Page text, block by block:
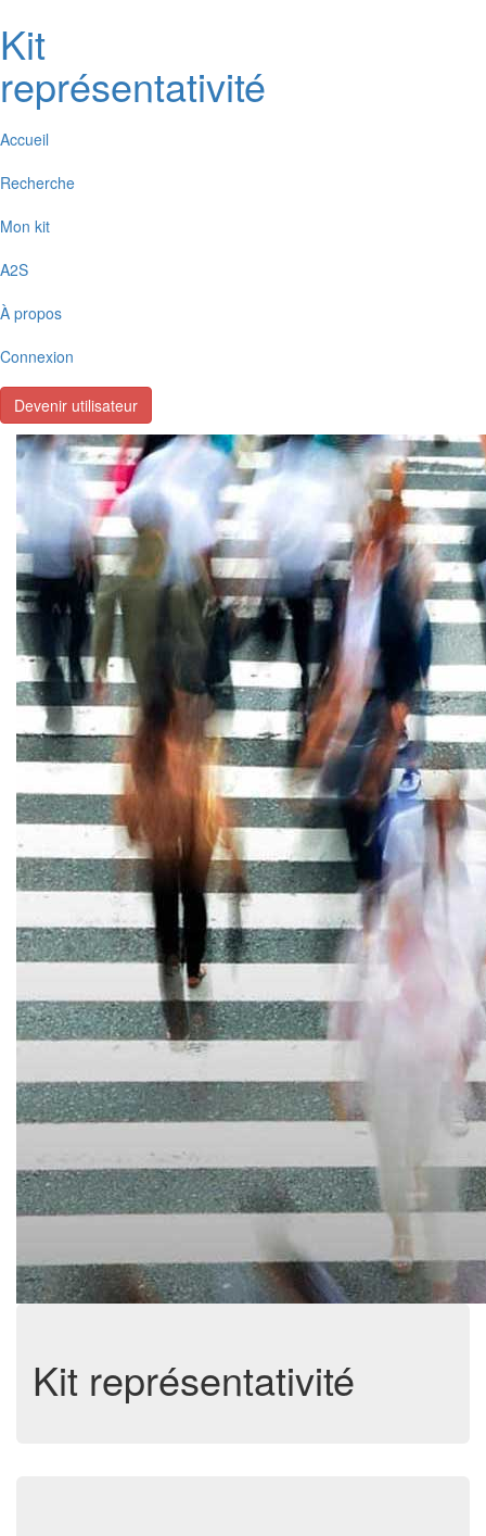
Kit
représentativité
Accueil
Recherche
Mon kit
A2S
À propos
Connexion
Devenir utilisateur
Kit représentativité